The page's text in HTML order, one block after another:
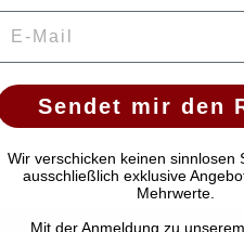
Sendet mir den
Wir verschicken keinen sinnlosen
ausschließlich exklusive
Mehrwerte.
Mit der Anmeldung zu